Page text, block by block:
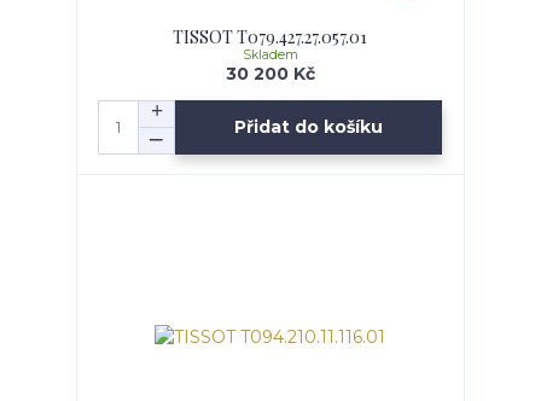
TISSOT T079.427.27.057.01
30 200 Kč
Skladem
Přidat do košíku